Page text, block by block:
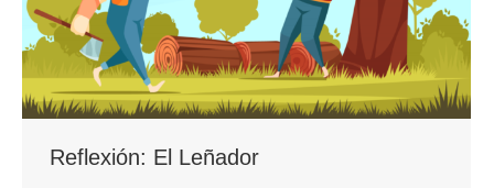
Reflexión: El Leñador